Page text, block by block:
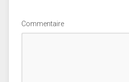
Commentaire